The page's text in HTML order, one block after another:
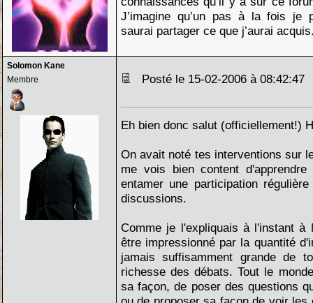
J’imagine qu’un pas à la fois je
saurai partager ce que j’aurai
Solomon Kane
Membre
Posté le 15-02-2006 à
Eh bien donc salut (officiellement!)
On avait noté tes interventions sur
me vois bien content
entamer une participation
discussions.
Comme je l'expliquais à l'instant
être impressionné par la quantité
jamais suffisamment grande de
richesse des débats. Tout le
sa façon, de poser des questions